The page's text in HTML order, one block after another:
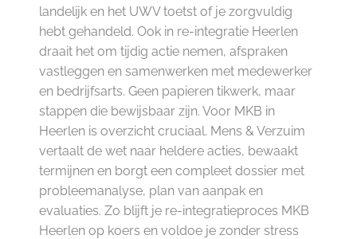
landelijk en het UWV toetst of je zorgvuldig
hebt gehandeld. Ook in re-integratie Heerlen
draait het om tijdig actie nemen, afspraken
vastleggen en samenwerken met medewerker
en bedrijfsarts. Geen papieren tikwerk, maar
stappen die bewijsbaar zijn. Voor MKB in
Heerlen is overzicht cruciaal. Mens & Verzuim
vertaalt de wet naar heldere acties, bewaakt
termijnen en borgt een compleet dossier met
probleemanalyse, plan van aanpak en
evaluaties. Zo blijft je re-integratieproces MKB
Heerlen op koers en voldoe je zonder stress